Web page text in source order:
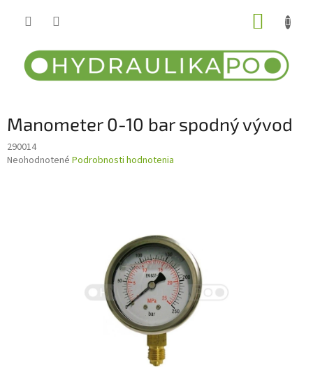
Manometer 0-10 bar spodný vývod
290014
Priemerné
Neohodnotené Podrobnosti hodnotenia